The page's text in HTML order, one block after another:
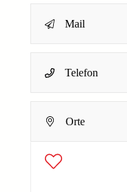
Mail
-
M
i
l
-
Dein Name
E-Mail-Adresse*
Nachricht*
Absenden
Telefon
Orte